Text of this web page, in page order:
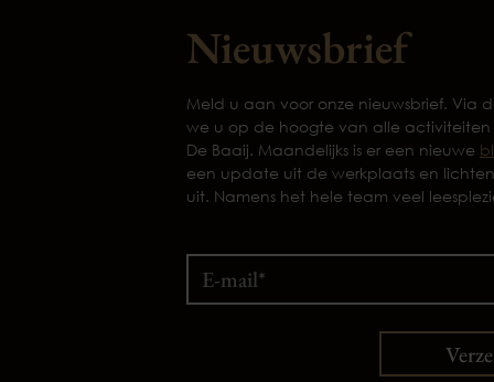
Nieuwsbrief
Meld u aan voor onze nieuwsbrief. Via
we u op de hoogte van alle
De Baaij. Maandelijks is er een nieuwe
een update uit de werkplaats en
uit. Namens het hele team veel